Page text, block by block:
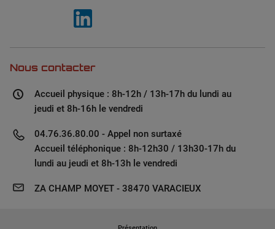
Nous contacter
Accueil physique : 8h-12h / 13h-17h du lundi au
jeudi et 8h-16h le vendredi
04.76.36.80.00 - Appel non surtaxé
Accueil téléphonique : 8h-12h30 / 13h30-17h du
lundi au jeudi et 8h-13h le vendredi
ZA CHAMP MOYET - 38470 VARACIEUX